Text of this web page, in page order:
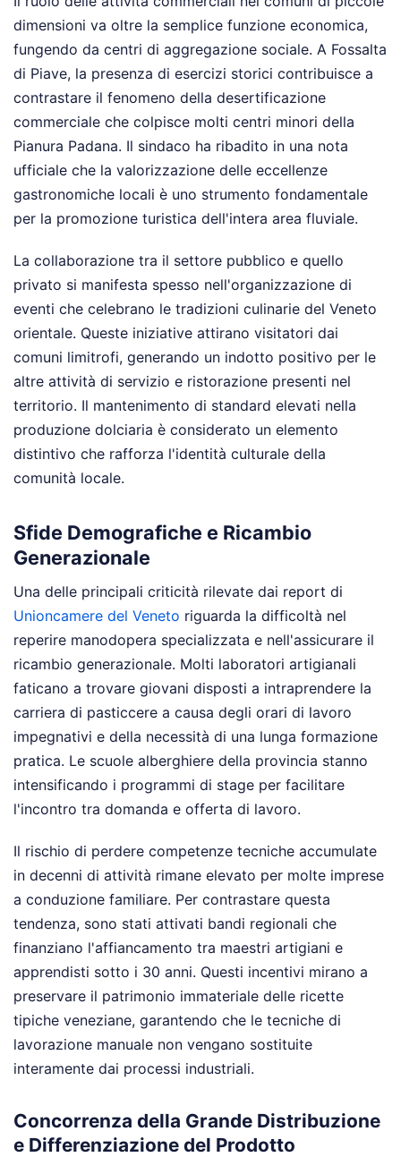
dimensioni va oltre la semplice funzione economica,
fungendo da centri di aggregazione sociale. A Fossalta
di Piave, la presenza di esercizi storici contribuisce a
contrastare il fenomeno della desertificazione
commerciale che colpisce molti centri minori della
Pianura Padana. Il sindaco ha ribadito in una nota
ufficiale che la valorizzazione delle eccellenze
gastronomiche locali è uno strumento fondamentale
per la promozione turistica dell'intera area fluviale.
La collaborazione tra il settore pubblico e quello
privato si manifesta spesso nell'organizzazione di
eventi che celebrano le tradizioni culinarie del Veneto
orientale. Queste iniziative attirano visitatori dai
comuni limitrofi, generando un indotto positivo per le
altre attività di servizio e ristorazione presenti nel
territorio. Il mantenimento di standard elevati nella
produzione dolciaria è considerato un elemento
distintivo che rafforza l'identità culturale della
comunità locale.
Sfide Demografiche e Ricambio
Generazionale
Una delle principali criticità rilevate dai report di
Unioncamere del Veneto riguarda la difficoltà nel
reperire manodopera specializzata e nell'assicurare il
ricambio generazionale. Molti laboratori artigianali
faticano a trovare giovani disposti a intraprendere la
carriera di pasticcere a causa degli orari di lavoro
impegnativi e della necessità di una lunga formazione
pratica. Le scuole alberghiere della provincia stanno
intensificando i programmi di stage per facilitare
l'incontro tra domanda e offerta di lavoro.
Il rischio di perdere competenze tecniche accumulate
in decenni di attività rimane elevato per molte imprese
a conduzione familiare. Per contrastare questa
tendenza, sono stati attivati bandi regionali che
finanziano l'affiancamento tra maestri artigiani e
apprendisti sotto i 30 anni. Questi incentivi mirano a
preservare il patrimonio immateriale delle ricette
tipiche veneziane, garantendo che le tecniche di
lavorazione manuale non vengano sostituite
interamente dai processi industriali.
Concorrenza della Grande Distribuzione
e Differenziazione del Prodotto